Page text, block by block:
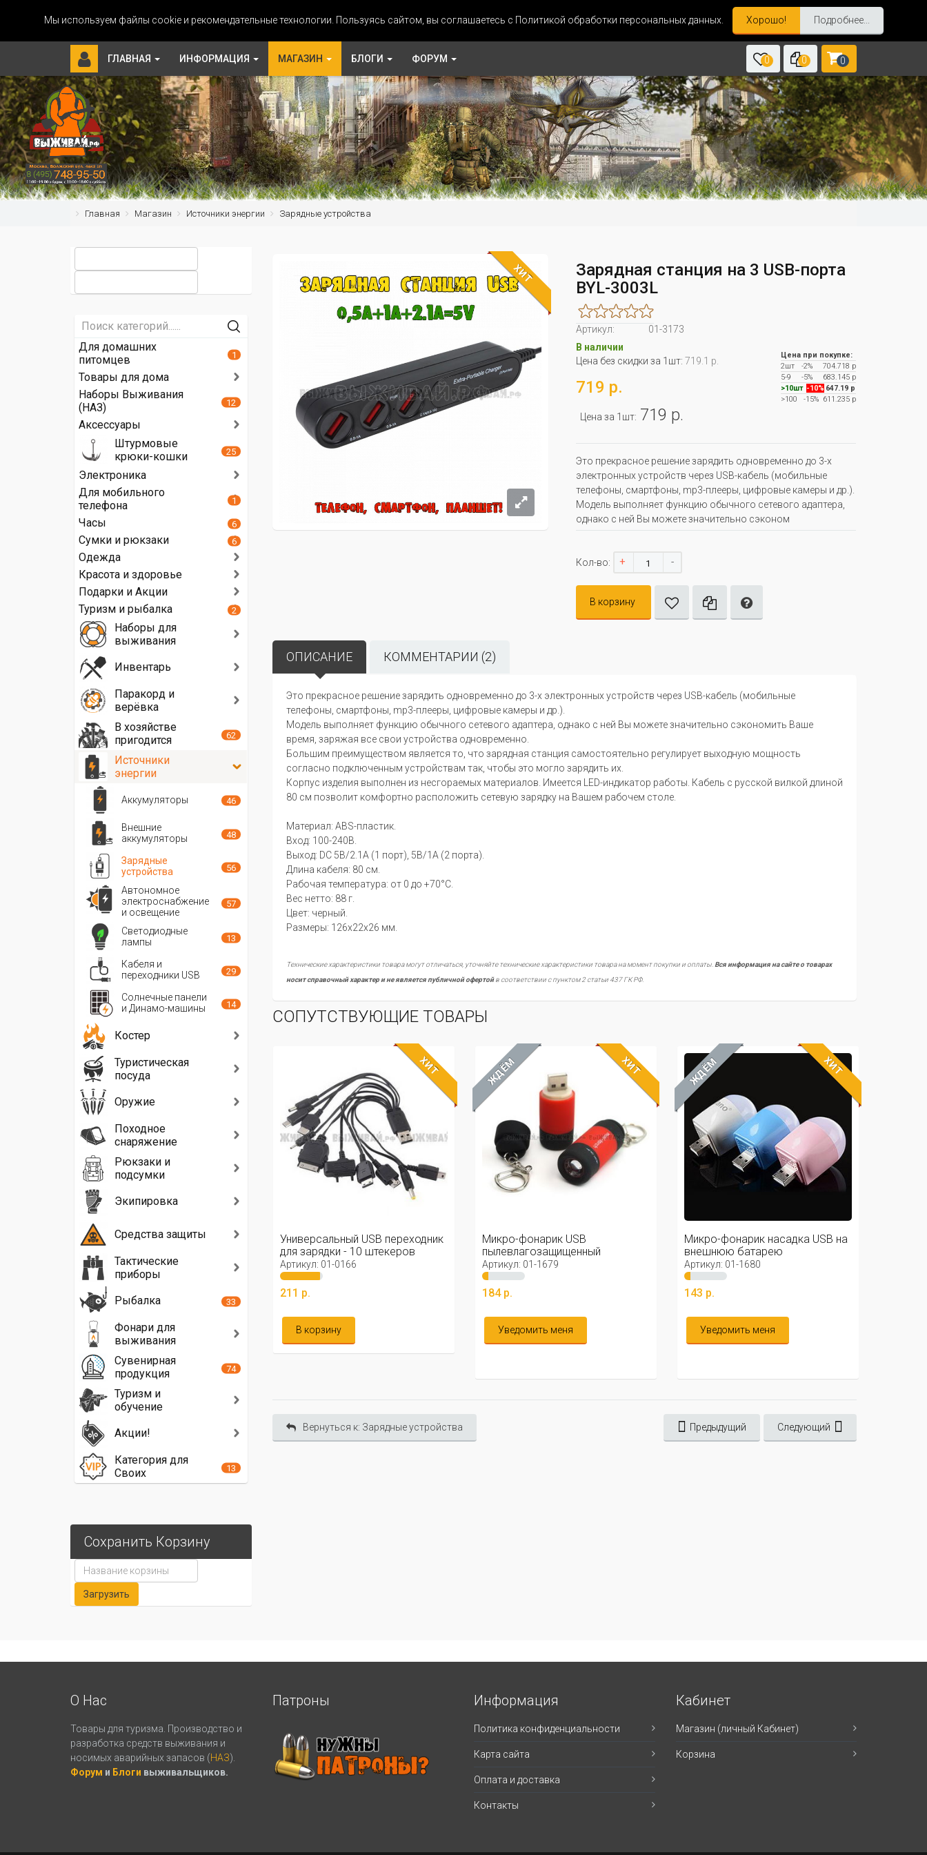
Мы используем файлы cookie и рекомендательные технологии. Пользуясь сайтом, вы соглашаетесь с Политикой обработки персональных данных. Хорошо! Подробнее...
ГЛАВНАЯ ИНФОРМАЦИЯ МАГАЗИН БЛОГИ ФОРУМ 0 0 0
Главная Магазин Источники энергии Зарядные устройства
ХИТ
Зарядная станция на 3 USB-порта
BYL-3003L
Артикул:
01-3173
В наличии
Цена без скидки за 1шт: 719.1 р.
719 р.
Цена за 1шт: 719 р.
Цена при покупке:
2шт
-2%
704.718 р
5-9
-5%
683.145 р
>10шт -10% 647.19 р
>100
-15%611.235 р
Это прекрасное решение зарядить одновременно до 3-х
электронных устройств через USB-кабель (мобильные
телефоны, смартфоны, mp3-плееры, цифровые камеры и др.).
Модель выполняет функцию обычного сетевого адаптера,
однако с ней Вы можете значительно сэконом
Кол-во: + -
В корзину
ОПИСАНИЕ КОММЕНТАРИИ (2)
Это прекрасное решение зарядить одновременно до 3-х электронных устройств через USB-кабель (мобильные
телефоны, смартфоны, mp3-плееры, цифровые камеры и др.).
Модель выполняет функцию обычного сетевого адаптера, однако с ней Вы можете значительно сэкономить Ваше
время, заряжая все свои устройства одновременно.
Большим преимуществом является то, что зарядная станция самостоятельно регулирует выходную мощность
согласно подключенным устройствам так, чтобы это могло зарядить их.
Корпус изделия выполнен из несгораемых материалов. Имеется LED-индикатор работы. Кабель с русской вилкой длиной
80 см позволит комфортно расположить сетевую зарядку на Вашем рабочем столе.
Материал: ABS-пластик.
Вход: 100-240В.
Выход: DC 5В/2.1A (1 порт), 5В/1A (2 порта).
Длина кабеля: 80 см.
Рабочая температура: от 0 до +70°C.
Вес нетто: 88 г.
Цвет: черный.
Размеры: 126x22x26 мм.
Технические характеристики товара могут отличаться, уточняйте технические характеристики товара на момент покупки и оплаты.Вся информация на сайте о товарах
носит справочный характер и не является публичной офертойв соответствии с пунктом 2 статьи 437 ГК РФ.
СОПУТСТВУЮЩИЕ ТОВАРЫ
ХИТ
Универсальный USB переходник
для зарядки - 10 штекеров
Артикул: 01-0166
211 р.
В корзину
ЖДЁМ ХИТ
Микро-фонарик USB
пылевлагозащищенный
автономный
Артикул: 01-1679
184 р.
Уведомить меня
ЖДЁМ ХИТ
Микро-фонарик насадка USB на
внешнюю батарею
Артикул: 01-1680
143 р.
Уведомить меня
Вернуться к: Зарядные устройства Предыдущий Следующий
Для домашних
питомцев
1
Товары для дома
Наборы Выживания
(НАЗ)
12
Аксессуары
Штурмовые
крюки-кошки
25
Электроника
Для мобильного
телефона
1
Часы 6
Сумки и рюкзаки 6
Одежда
Красота и здоровье
Подарки и Акции
Туризм и рыбалка
2
Наборы для
выживания
Инвентарь
Паракорд и
верёвка
В хозяйстве
пригодится
62
Источники
энергии
Аккумуляторы 46
Внешние
аккумуляторы
48
Зарядные
устройства
56
Автономное
электроснабжение
и освещение
57
Светодиодные
лампы
13
Кабеля и
переходники USB
29
Солнечные панели
и Динамо-машины
14
Костер
Туристическая
посуда
Оружие
Походное
снаряжение
Рюкзаки и
подсумки
Экипировка
Средства защиты
Тактические
приборы
Рыбалка
33
Фонари для
выживания
Сувенирная
продукция
74
Туризм и
обучение
Акции!
Категория для
Своих
13
Сохранить Корзину
О Нас
Товары для туризма. Производство и
разработка средств выживания и
носимых аварийных запасов (НАЗ).
Форум и Блоги выживальщиков.
Патроны Информация
Политика конфиденциальности
Карта сайта
Оплата и доставка
Контакты
Кабинет
Магазин (личный Кабинет)
Корзина